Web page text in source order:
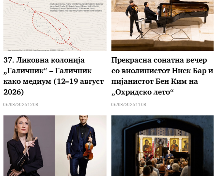
37. Ликовна колонија
„Галичник“ – Галичник
како медиум (12–19 август
2026)
06/08/2026 12:08
Прекрасна сонатна вечер
со виолинистот Ниек Бар и
пијанистот Бен Ким на
„Охридско лето“
06/08/2026 11:08